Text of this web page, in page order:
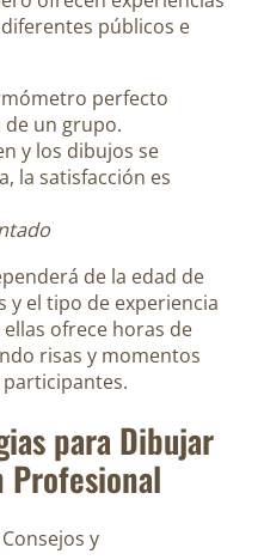
públicos e
perfecto
un grupo.
y los dibujos se
la satisfacción es
de la edad de
y el tipo de experiencia
ofrece horas de
risas y momentos
para Dibujar
Profesional